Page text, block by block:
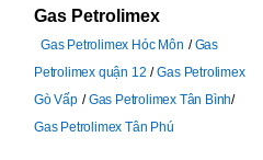
Gas Petrolimex
Gas Petrolimex Hóc Môn
Gas
Petrolimex quận 12
Gas Petrolimex
Gò Vấp
Gas Petrolimex Tân Bình
Gas Petrolimex Tân Phú